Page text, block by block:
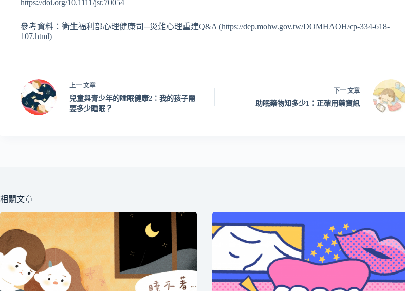
https://doi.org/10.1111/jsr.70054
參考資料：衛生福利部心理健康司─災難心理重建Q&A (https://dep.mohw.gov.tw/DOMHAOH/cp-334-618-
107.html)
上一 文章
兒童與青少年的睡眠健康2：我的孩子需
要多少睡眠？
下一 文章
助眠藥物知多少1：正確用藥資訊
相關文章